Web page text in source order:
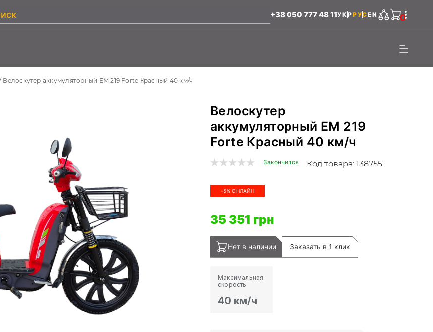
+38 050 777 48 11УКРРУСEN 0
Велоскутер аккумуляторный EM 219 Forte Красный 40 км/ч
Велоскутер
аккумуляторный EM 219
Forte Красный 40 км/ч
Закончился Код товара: 138755
-5% ОНЛАЙН
35 351 грн
Нет в наличии Заказать в 1 клик
Максимальная
скорость
40 км/ч